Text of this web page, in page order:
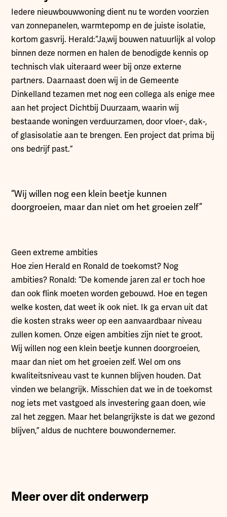
Iedere nieuwbouwwoning dient nu te worden voorzien
van zonnepanelen, warmtepomp en de juiste isolatie,
kortom gasvrij. Herald:“Ja,wij bouwen natuurlijk al volop
binnen deze normen en halen de benodigde kennis op
technisch vlak uiteraard weer bij onze externe
partners. Daarnaast doen wij in de Gemeente
Dinkelland tezamen met nog een collega als enige mee
aan het project Dichtbij Duurzaam, waarin wij
bestaande woningen verduurzamen, door vloer-, dak-,
of glasisolatie aan te brengen. Een project dat prima bij
ons bedrijf past.”
“Wij willen nog een klein beetje kunnen
doorgroeien, maar dan niet om het groeien zelf”
Geen extreme ambities
Hoe zien Herald en Ronald de toekomst? Nog
ambities? Ronald: “De komende jaren zal er toch hoe
dan ook flink moeten worden gebouwd. Hoe en tegen
welke kosten, dat weet ik ook niet. Ik ga ervan uit dat
die kosten straks weer op een aanvaardbaar niveau
zullen komen. Onze eigen ambities zijn niet te groot.
Wij willen nog een klein beetje kunnen doorgroeien,
maar dan niet om het groeien zelf. Wel om ons
kwaliteitsniveau vast te kunnen blijven houden. Dat
vinden we belangrijk. Misschien dat we in de toekomst
nog iets met vastgoed als investering gaan doen, wie
zal het zeggen. Maar het belangrijkste is dat we gezond
blijven,” aldus de nuchtere bouwondernemer.
Meer over dit onderwerp